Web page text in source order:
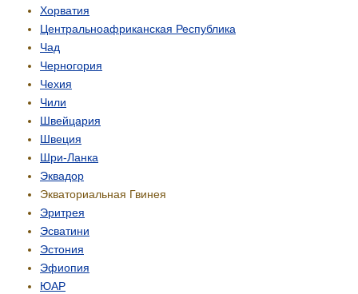
Хорватия
Центрально­африканская Республика
Чад
Черногория
Чехия
Чили
Швейцария
Швеция
Шри-Ланка
Эквадор
Экваториальная Гвинея
Эритрея
Эсватини
Эстония
Эфиопия
ЮАР